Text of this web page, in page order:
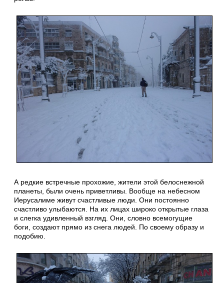
А редкие встречные прохожие, жители этой белоснежной
планеты, были очень приветливы. Вообще на небесном
Иерусалиме живут счастливые люди. Они постоянно
счастливо улыбаются. На их лицах широко открытые глаза
и слегка удивленный взгляд. Они, словно всемогущие
боги, создают прямо из снега людей. По своему образу и
подобию.